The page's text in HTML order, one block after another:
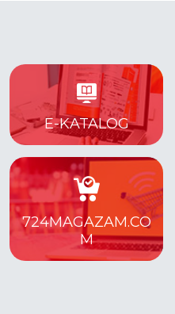
E-KATALOG
724MAGAZAM.CO
M